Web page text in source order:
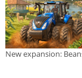
New expansion: